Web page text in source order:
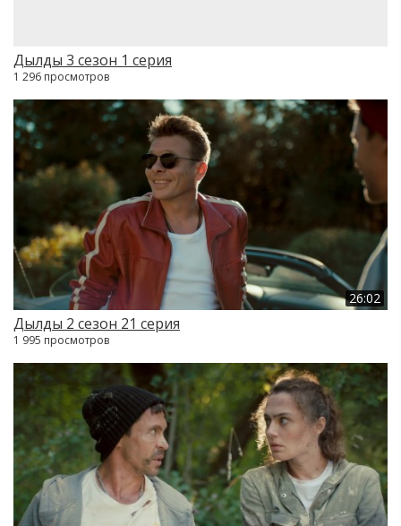
Дылды 3 сезон 1 серия
1 296 просмотров
26:02
Дылды 2 сезон 21 серия
1 995 просмотров